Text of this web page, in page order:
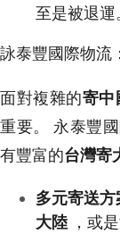
至是被退運
詠泰豐國際物流
面對複雜的寄中
重要。 永泰豐
有豐富的台灣寄
多元寄送方
大陸 ，或